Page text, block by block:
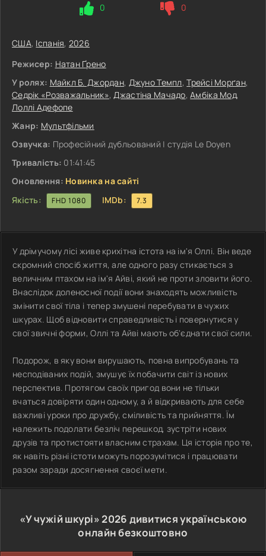
0 0
США, Іспанія, 2026
Режисер: Натан Ґрено
У ролях: Майкл Б. Джордан, Джуно Темпл,Трейсі Морґан,
Седрік «Розважальник»,Джастіна Мачадо,Амбіка Мод,
Лоллі Адефопе
Жанр: Мультфільми
Озвучка: Професійний дубльований | студія Le Doyen
Тривалість: 01:41:45
Оновлення: Новинка на сайті
Якість:
FHD 1080 IMDb: 7.3
У дрімучому лісі живе крихітна істота на ім'я Оллі. Він веде
скромний спосіб життя, але одного разу стикається з
величним птахом на ім'я Айві, який не проти зловити його.
Внаслідок доленосної події вони знаходять можливість
змінити свої тіла і тепер змушені перебувати в чужих
шкурах. Щоб відновити справедливість і повернутися у
свої звичні форми, Оллі та Айві мають об'єднати свої сили.
Подорож, в яку вони вирушають, повна випробувань та
несподіваних подій, змушує їх побачити світ із нових
перспектив. Протягом своїх пригод вони не тільки
вчаться довіряти один одному, а й відкривають для себе
важливі уроки про дружбу, сміливість та прийняття. Їм
належить подолати безліч перешкод, зустріти нових
друзів та протистояти власним страхам. Ця історія про те,
як навіть різні істоти можуть порозумітися і працювати
разом заради досягнення своєї мети.
«У чужій шкурі»2026 дивитися українською
онлайн безкоштовно